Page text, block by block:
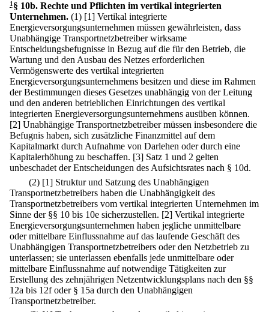
1§ 10b. Rechte und Pflichten im vertikal integrierten
Unternehmen. (1) [1] Vertikal integrierte
Energieversorgungsunternehmen müssen gewährleisten, dass
Unabhängige Transportnetzbetreiber wirksame
Entscheidungsbefugnisse in Bezug auf die für den Betrieb, die
Wartung und den Ausbau des Netzes erforderlichen
Vermögenswerte des vertikal integrierten
Energieversorgungsunternehmens besitzen und diese im Rahmen
der Bestimmungen dieses Gesetzes unabhängig von der Leitung
und den anderen betrieblichen Einrichtungen des vertikal
integrierten Energieversorgungsunternehmens ausüben können.
[2] Unabhängige Transportnetzbetreiber müssen insbesondere die
Befugnis haben, sich zusätzliche Finanzmittel auf dem
Kapitalmarkt durch Aufnahme von Darlehen oder durch eine
Kapitalerhöhung zu beschaffen. [3] Satz 1 und 2 gelten
unbeschadet der Entscheidungen des Aufsichtsrates nach § 10d.
(2) [1] Struktur und Satzung des Unabhängigen
Transportnetzbetreibers haben die Unabhängigkeit des
Transportnetzbetreibers vom vertikal integrierten Unternehmen im
Sinne der §§ 10 bis 10e sicherzustellen. [2] Vertikal integrierte
Energieversorgungsunternehmen haben jegliche unmittelbare
oder mittelbare Einflussnahme auf das laufende Geschäft des
Unabhängigen Transportnetzbetreibers oder den Netzbetrieb zu
unterlassen; sie unterlassen ebenfalls jede unmittelbare oder
mittelbare Einflussnahme auf notwendige Tätigkeiten zur
Erstellung des zehnjährigen Netzentwicklungsplans nach den §§
12a bis 12f oder § 15a durch den Unabhängigen
Transportnetzbetreiber.